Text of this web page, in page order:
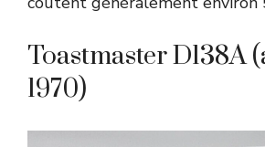
Toastmaster D138A
1970)